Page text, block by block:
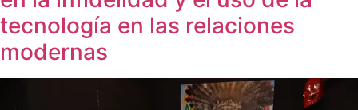
tecnología en las relaciones
modernas